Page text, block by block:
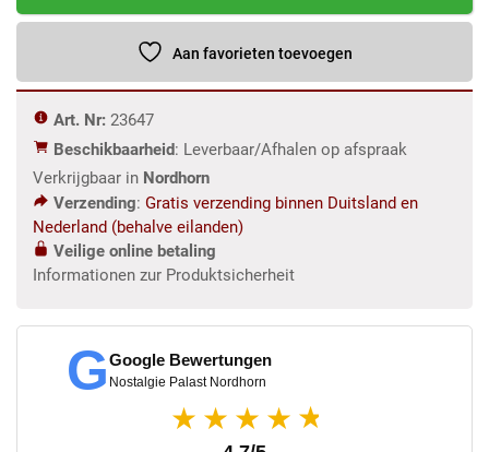
Teak
m
aantal
Aan favorieten toevoegen
Art. Nr: 23647
Beschikbaarheid: Leverbaar/Afhalen op afspraak
Verkrijgbaar in Nordhorn
Verzending: Gratis verzending binnen Duitsland en
Nederland (behalve eilanden)
Veilige online betaling
Informationen zur Produktsicherheit
GGoogle Bewertungen
Nostalgie Palast Nordhorn
★★★★ ★